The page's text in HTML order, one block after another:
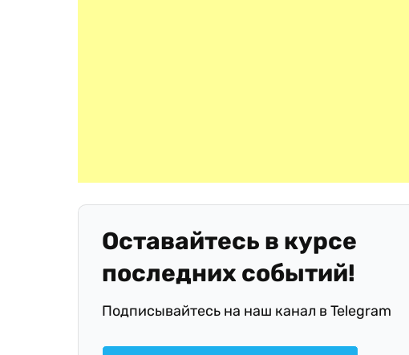
Оставайтесь в курсе
последних событий!
Подписывайтесь на наш канал в Telegram